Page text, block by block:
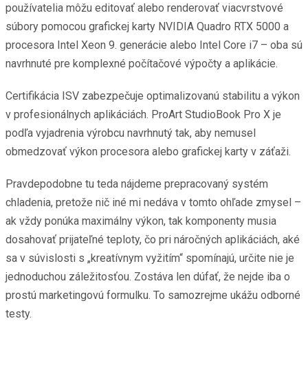
používatelia môžu editovať alebo renderovať viacvrstvové
súbory pomocou grafickej karty NVIDIA Quadro RTX 5000 a
procesora Intel Xeon 9. generácie alebo Intel Core i7 – oba sú
navrhnuté pre komplexné počítačové výpočty a aplikácie.
Certifikácia ISV zabezpečuje optimalizovanú stabilitu a výkon
v profesionálnych aplikáciách. ProArt StudioBook Pro X je
podľa vyjadrenia výrobcu navrhnutý tak, aby nemusel
obmedzovať výkon procesora alebo grafickej karty v záťaži.
Pravdepodobne tu teda nájdeme prepracovaný systém
chladenia, pretože nič iné mi nedáva v tomto ohľade zmysel –
ak vždy ponúka maximálny výkon, tak komponenty musia
dosahovať prijateľné teploty, čo pri náročných aplikáciách, aké
sa v súvislosti s „kreatívnym vyžitím“ spomínajú, určite nie je
jednoduchou záležitosťou. Zostáva len dúfať, že nejde iba o
prostú marketingovú formulku. To samozrejme ukážu odborné
testy.